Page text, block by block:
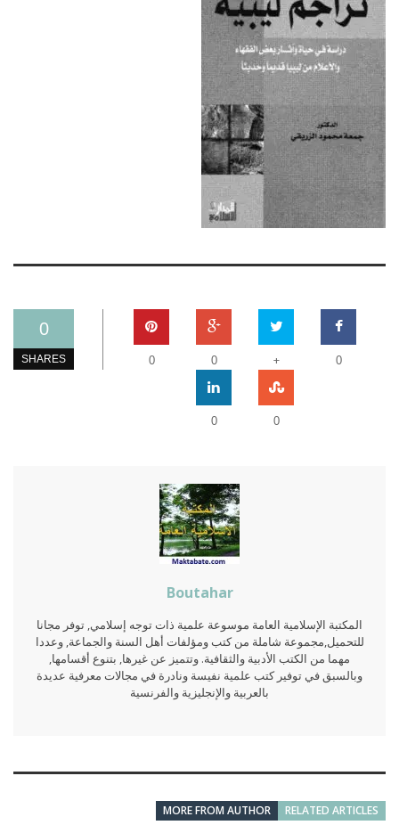
0
SHARES 0
+
0
0
0
0
Boutahar
المكتبة الإسلامية العامة موسوعة علمية ذات توجه إسلامي, توفر مجانا
للتحميل,مجموعة شاملة من كتب ومؤلفات أهل السنة والجماعة, وعددا
مهما من الكتب الأدبية والثقافية. وتتميز عن غيرها, بتنوع أقسامها,
وبالسبق في توفير كتب علمية نفيسة ونادرة في مجالات معرفية عديدة
بالعربية والإنجليزية والفرنسية
RELATED ARTICLES
MORE FROM AUTHOR